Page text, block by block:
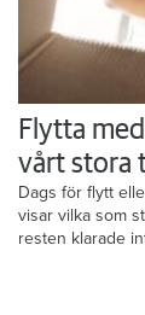
Flytta
vårt stora
Dags för flytt
visar vilka som
resten klarade